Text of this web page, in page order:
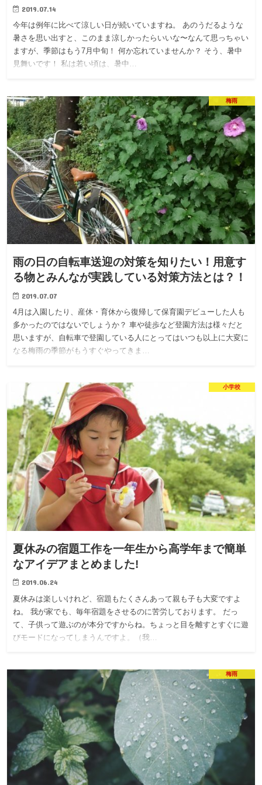
2019.07.14
今年は例年に比べて涼しい日が続いていますね。 あのうだるような
暑さを思い出すと、このまま涼しかったらいいな〜なんて思っちゃい
ますが、季節はもう7月中旬！ 何か忘れていませんか？ そう、暑中
見舞いです！ 私は若い頃は、暑中…
梅雨
雨の日の自転車送迎の対策を知りたい！用意す
る物とみんなが実践している対策方法とは？！
2019.07.07
4月は入園したり、産休・育休から復帰して保育園デビューした人も
多かったのではないでしょうか？ 車や徒歩など登園方法は様々だと
思いますが、自転車で登園している人にとってはいつも以上に大変に
なる梅雨の季節がもうすぐやってきま…
小学校
夏休みの宿題工作を一年生から高学年まで簡単
なアイデアまとめました!
2019.06.24
夏休みは楽しいけれど、宿題もたくさんあって親も子も大変ですよ
ね。 我が家でも、毎年宿題をさせるのに苦労しております。 だっ
て、子供って遊ぶのが本分ですからね。ちょっと目を離すとすぐに遊
びモードになってしまうんですよ。（我…
梅雨